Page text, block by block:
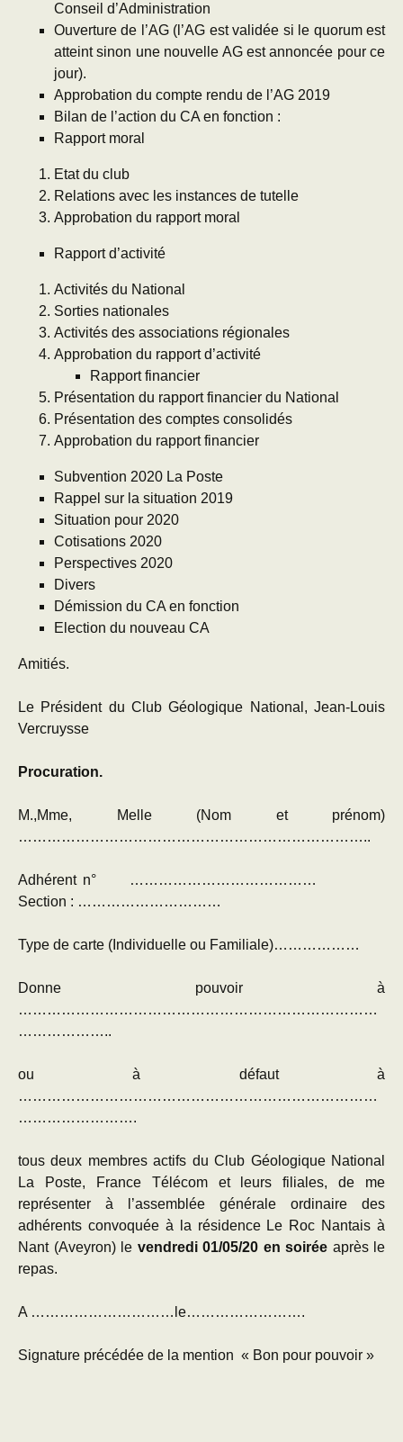
Conseil d’Administration
Ouverture de l’AG (l’AG est validée si le quorum est
atteint sinon une nouvelle AG est annoncée pour ce
jour).
Approbation du compte rendu de l’AG 2019
Bilan de l’action du CA en fonction :
Rapport moral
Etat du club
Relations avec les instances de tutelle
Approbation du rapport moral
Rapport d’activité
Activités du National
Sorties nationales
Activités des associations régionales
Approbation du rapport d’activité
Rapport financier
Présentation du rapport financier du National
Présentation des comptes consolidés
Approbation du rapport financier
Subvention 2020 La Poste
Rappel sur la situation 2019
Situation pour 2020
Cotisations 2020
Perspectives 2020
Divers
Démission du CA en fonction
Election du nouveau CA
Amitiés.
Le Président du Club Géologique National, Jean-Louis
Vercruysse
Procuration.
M.,Mme, Melle (Nom et prénom)
………………………………………………………………..
Adhérent n° …………………………………
Section : …………………………
Type de carte (Individuelle ou Familiale)………………
Donne pouvoir à
…………………………………………………………………
………………..
ou à défaut à
…………………………………………………………………
…………………….
tous deux membres actifs du Club Géologique National
La Poste, France Télécom et leurs filiales, de me
représenter à l’assemblée générale ordinaire des
adhérents convoquée à la résidence Le Roc Nantais à
Nant (Aveyron) le vendredi 01/05/20 en soirée après le
repas.
A …………………………le…………………….
Signature précédée de la mention « Bon pour pouvoir »